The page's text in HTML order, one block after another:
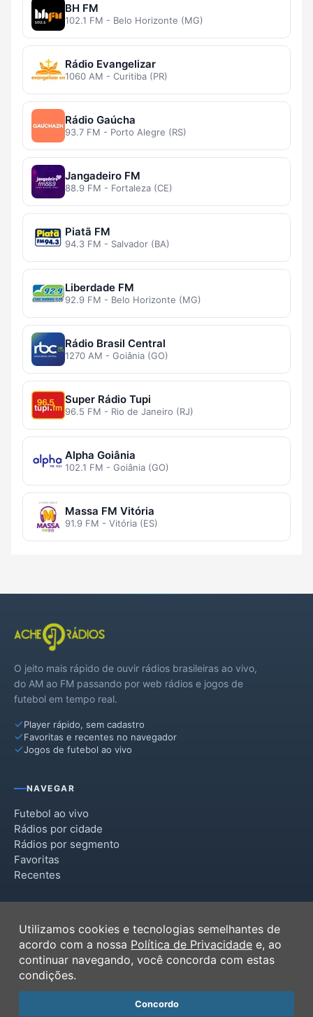
BH FM
102.1 FM - Belo Horizonte (MG)
Rádio Evangelizar
1060 AM - Curitiba (PR)
Rádio Gaúcha
93.7 FM - Porto Alegre (RS)
Jangadeiro FM
88.9 FM - Fortaleza (CE)
Piatã FM
94.3 FM - Salvador (BA)
Liberdade FM
92.9 FM - Belo Horizonte (MG)
Rádio Brasil Central
1270 AM - Goiânia (GO)
Super Rádio Tupi
96.5 FM - Rio de Janeiro (RJ)
Alpha Goiânia
102.1 FM - Goiânia (GO)
Massa FM Vitória
91.9 FM - Vitória (ES)
O jeito mais rápido de ouvir rádios brasileiras ao vivo,
do AM ao FM passando por web rádios e jogos de
futebol em tempo real.
Player rápido, sem cadastro
Favoritas e recentes no navegador
Jogos de futebol ao vivo
NAVEGAR
Futebol ao vivo
Rádios por cidade
Rádios por segmento
Favoritas
Recentes
Termos de Uso
Política de Privacidade
Ferramentas
Contato
Utilizamos cookies e tecnologias semelhantes de
acordo com a nossa Política de Privacidade e, ao
continuar navegando, você concorda com estas
condições.
Concordo